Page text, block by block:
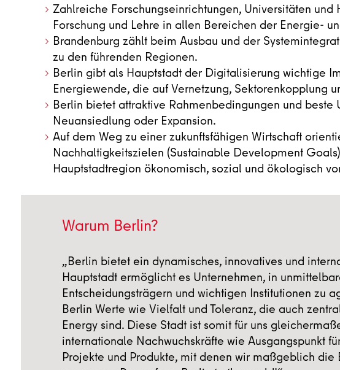
Zahlreiche Forschungseinrichtungen, Universitäten
Forschung und Lehre in allen Bereichen der Energie-
Brandenburg zählt beim Ausbau und der
zu den führenden Regionen.
Berlin gibt als Hauptstadt der Digitalisierung wichtige
Energiewende, die auf Vernetzung, Sektorenkopplung
Berlin bietet attraktive Rahmenbedingungen und beste
Neuansiedlung oder Expansion.
Auf dem Weg zu einer zukunftsfähigen Wirtschaft
Nachhaltigkeitszielen (Sustainable Development
Hauptstadtregion ökonomisch, sozial und ökologisch
Warum Berlin?
„Berlin bietet ein dynamisches, innovatives und
Hauptstadt ermöglicht es Unternehmen, in
Entscheidungsträgern und wichtigen Institutionen zu
Berlin Werte wie Vielfalt und Toleranz, die auch
Energy sind. Diese Stadt ist somit für uns
internationale Nachwuchskräfte wie Ausgangspunkt
Projekte und Produkte, mit denen wir maßgeblich